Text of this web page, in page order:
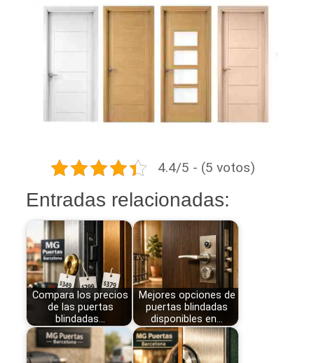
4.4/5 - (5 votos)
Entradas relacionadas:
Compara los precios
de las puertas
blindadas…
Mejores opciones de
puertas blindadas
disponibles en…